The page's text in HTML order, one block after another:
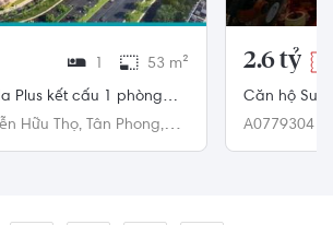
1 53 m²
Plus kết cấu 1 phòng
tích 53m2, pháp lý
Hữu Thọ, Tân Phong,
2.6 tỷ
Căn hộ
tiện ích đầy
A0779304•